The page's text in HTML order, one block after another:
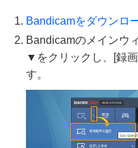
Bandicamをダウンロ
Bandicamのメインウ
▼をクリックし、[録
す。